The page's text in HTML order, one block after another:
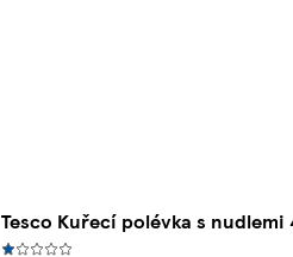
Tesco Kuřecí polévka s nudlemi